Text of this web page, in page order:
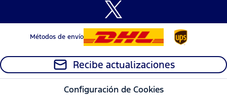
Métodos de envío
Recibe actualizaciones
Configuración de Cookies